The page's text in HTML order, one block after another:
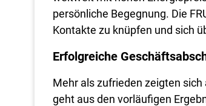
persönliche Begegnung. Die
Kontakte zu knüpfen und sich
Erfolgreiche
Mehr als zufrieden zeigten sich
geht aus den vorläufigen